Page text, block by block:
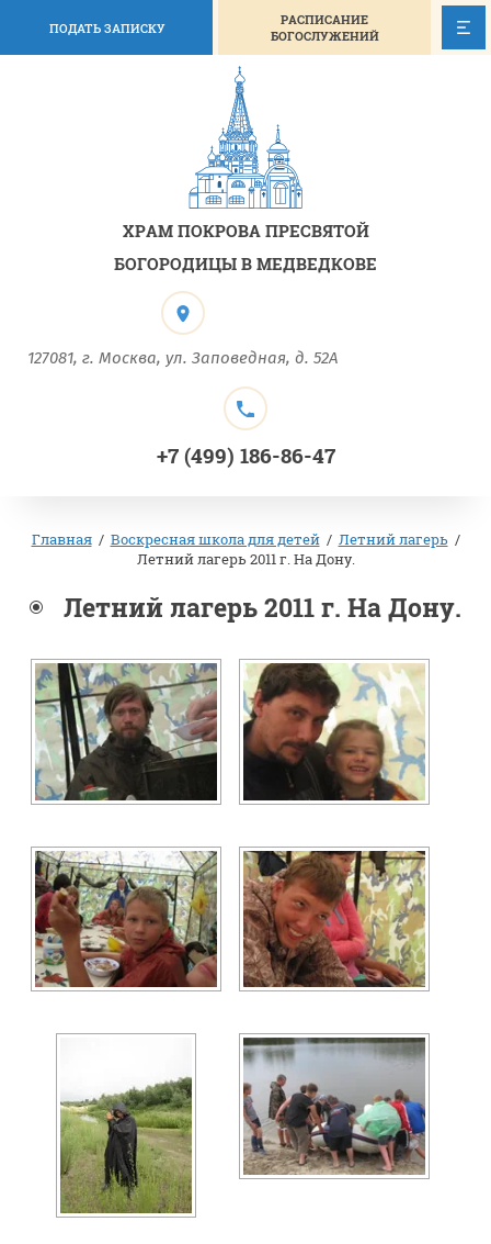
ПОДАТЬ ЗАПИСКУ
РАСПИСАНИЕ
БОГОСЛУЖЕНИЙ
ХРАМ ПОКРОВА ПРЕСВЯТОЙ
БОГОРОДИЦЫ В МЕДВЕДКОВЕ
+7 (499) 186-86-47
127081, г. Москва, ул. Заповедная, д. 52А
Главная / Воскресная школа для детей / Летний лагерь /
Летний лагерь 2011 г. На Дону.
Летний лагерь 2011 г. На Дону.